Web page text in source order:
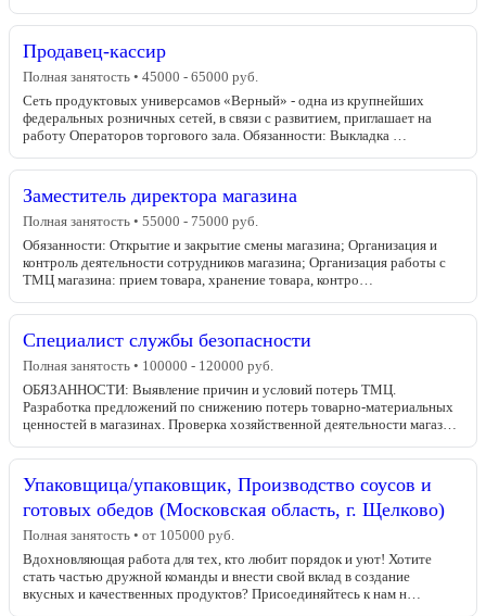
Продавец-кассир
Полная занятость • 45000 - 65000 руб.
Сеть продуктовых универсамов «Верный» - одна из крупнейших
федеральных розничных сетей, в связи с развитием, приглашает на
работу Операторов торгового зала. Обязанности: Выкладка …
Заместитель директора магазина
Полная занятость • 55000 - 75000 руб.
Обязанности: Открытие и закрытие смены магазина; Организация и
контроль деятельности сотрудников магазина; Организация работы с
ТМЦ магазина: прием товара, хранение товара, контро…
Специалист службы безопасности
Полная занятость • 100000 - 120000 руб.
ОБЯЗАННОСТИ: Выявление причин и условий потерь ТМЦ.
Разработка предложений по снижению потерь товарно-материальных
ценностей в магазинах. Проверка хозяйственной деятельности магаз…
Упаковщица/упаковщик, Производство соусов и
готовых обедов (Московская область, г. Щелково)
Полная занятость • от 105000 руб.
Вдохновляющая работа для тех, кто любит порядок и уют! Хотите
стать частью дружной команды и внести свой вклад в создание
вкусных и качественных продуктов? Присоединяйтесь к нам н…